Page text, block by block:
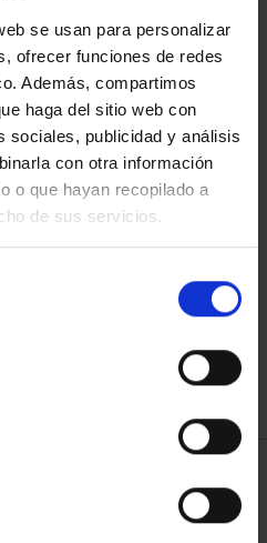
se usan para personalizar
ofrecer funciones de redes
Además, compartimos
haga del sitio web con
sociales, publicidad y análisis
con otra información
o que hayan recopilado a
de sus servicios.